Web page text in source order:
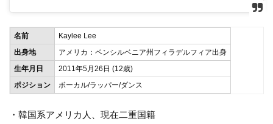
名前
Kaylee Lee
出身地
アメリカ：ペンシルベニア州フィラデルフィア出身
生年月日
2011年5月26日 (12歳)
ポジション
ボーカル/ラッパー/ダンス
・韓国系アメリカ人、現在二重国籍